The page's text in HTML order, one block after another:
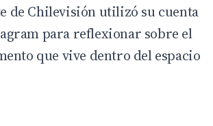
de Chilevisión utilizó su cuenta
para reflexionar sobre el
que vive dentro del espacio